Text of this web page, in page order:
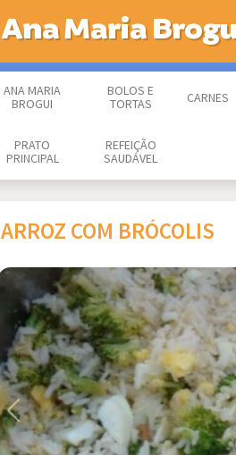
Ana Maria
ANA MARIA
BROGUI
BOLOS E
TORTAS
CARNES
PRATO
PRINCIPAL
REFEIÇÃO
SAUDÁVEL
ARROZ COM BRÓCOLIS
Previous